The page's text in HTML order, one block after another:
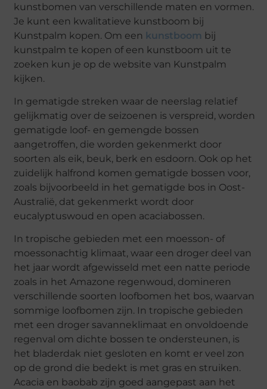
kunstbomen van verschillende maten en vormen.
Je kunt een kwalitatieve kunstboom bij
Kunstpalm kopen. Om een kunstboom bij
kunstpalm te kopen of een kunstboom uit te
zoeken kun je op de website van Kunstpalm
kijken.
In gematigde streken waar de neerslag relatief
gelijkmatig over de seizoenen is verspreid, worden
gematigde loof- en gemengde bossen
aangetroffen, die worden gekenmerkt door
soorten als eik, beuk, berk en esdoorn. Ook op het
zuidelijk halfrond komen gematigde bossen voor,
zoals bijvoorbeeld in het gematigde bos in Oost-
Australië, dat gekenmerkt wordt door
eucalyptuswoud en open acaciabossen.
In tropische gebieden met een moesson- of
moessonachtig klimaat, waar een droger deel van
het jaar wordt afgewisseld met een natte periode
zoals in het Amazone regenwoud, domineren
verschillende soorten loofbomen het bos, waarvan
sommige loofbomen zijn. In tropische gebieden
met een droger savanneklimaat en onvoldoende
regenval om dichte bossen te ondersteunen, is
het bladerdak niet gesloten en komt er veel zon
op de grond die bedekt is met gras en struiken.
Acacia en baobab zijn goed aangepast aan het